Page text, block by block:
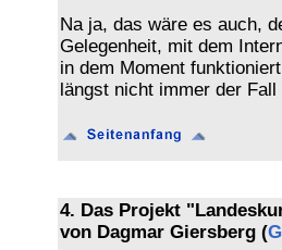
Na ja, das wäre es auch,
Gelegenheit, mit dem
in dem Moment
längst nicht immer der Fall
4. Das Projekt
von Dagmar Giersberg (